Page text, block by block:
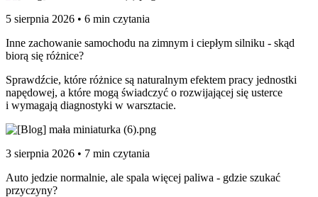
5 sierpnia 2026 • 6 min czytania
Inne zachowanie samochodu na zimnym i ciepłym silniku - skąd
biorą się różnice?
Sprawdźcie, które różnice są naturalnym efektem pracy jednostki
napędowej, a które mogą świadczyć o rozwijającej się usterce
i wymagają diagnostyki w warsztacie.
3 sierpnia 2026 • 7 min czytania
Auto jedzie normalnie, ale spala więcej paliwa - gdzie szukać
przyczyny?